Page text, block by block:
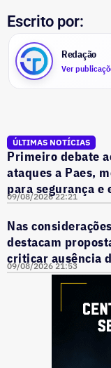
Escrito por:
Redação
Ver
ÚLTIMAS NOTÍCIAS
Primeiro debate
ataques a Paes,
para segurança e
09/08/2026 22:21
Nas
destacam
criticar ausência
09/08/2026 21:53